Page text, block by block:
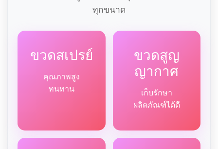
ทุกขนาด
ขวดสเปรย์
คุณภาพสูง
ทนทาน
ขวดสูญ
ญากาศ
เก็บรักษา
ผลิตภัณฑ์ได้ดี